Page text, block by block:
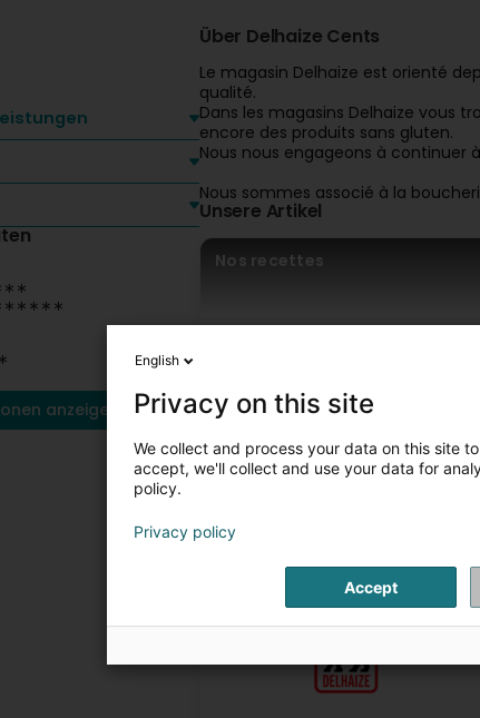
anzeigen
Über Delhaize Cents
Le magasin Delhaize est orienté
qualité.
Dans les magasins Delhaize vous
encore des produits sans gluten.
Nous nous engageons à continuer
Nous sommes associé à la
Unsere Artikel
Nos recettes
English
Privacy on this site
We collect and process your data on this site
accept, we'll collect and use your data for
policy.
Privacy policy
Accept